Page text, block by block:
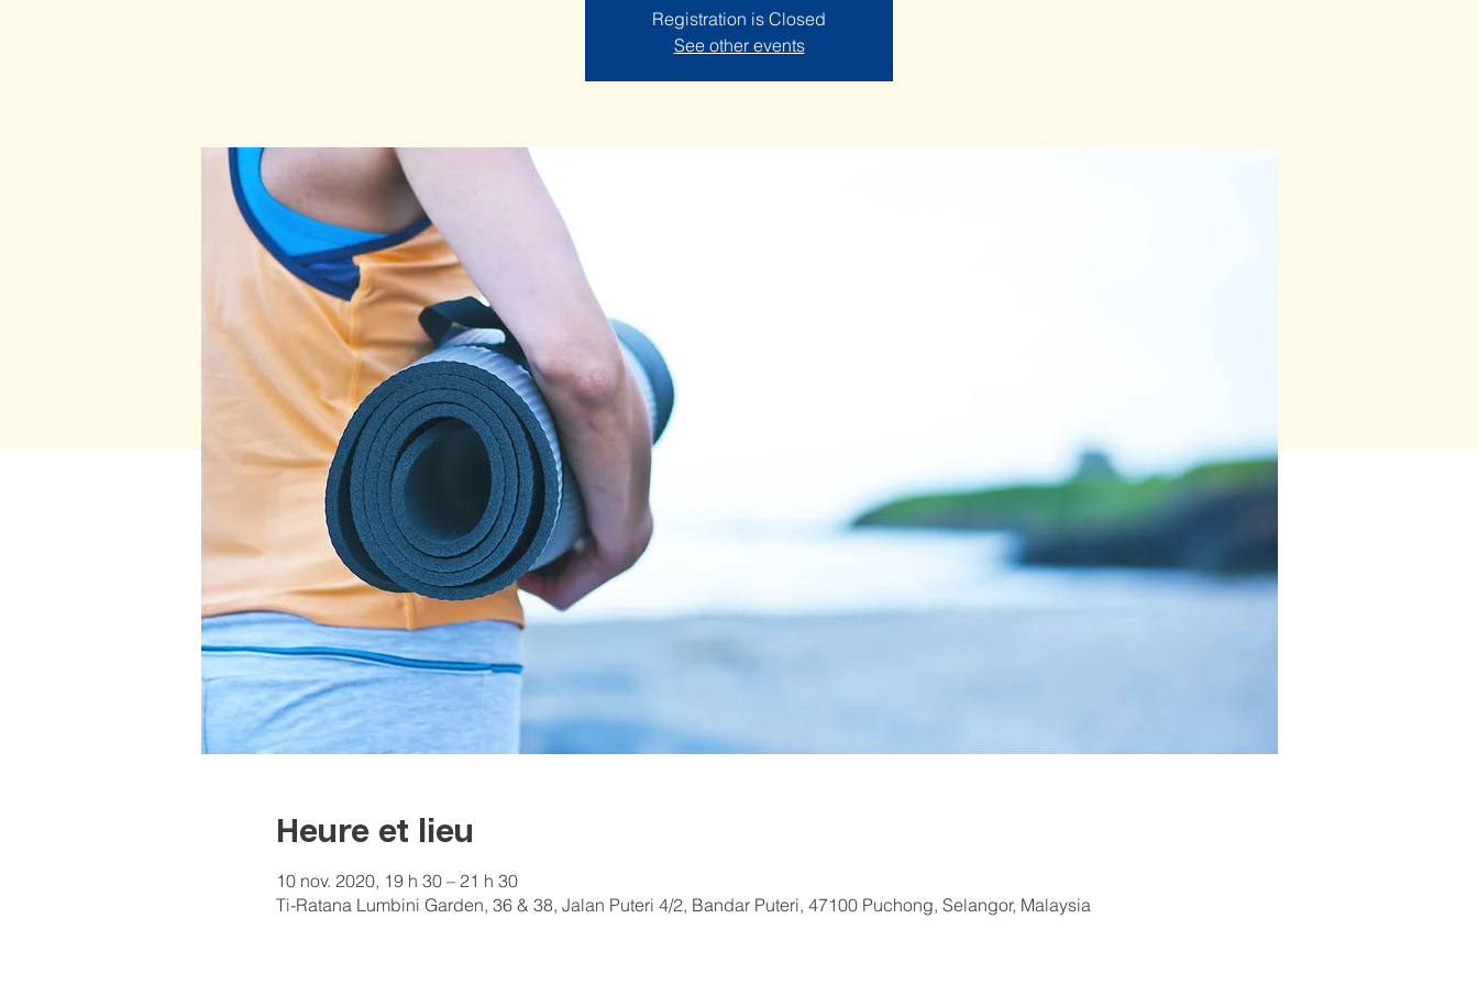
Registration is Closed
See other events
Heure et lieu
10 nov. 2020, 19 h 30 – 21 h 30
Ti-Ratana Lumbini Garden, 36 & 38, Jalan Puteri 4/2, Bandar Puteri, 47100 Puchong, Selangor, Malaysia